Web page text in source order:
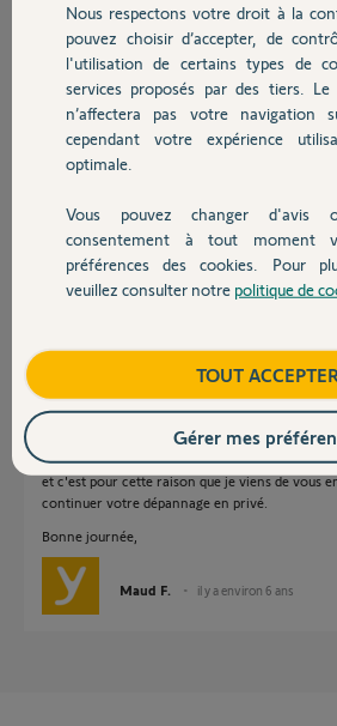
Chauffage
Autres produits
Devis avec un pro
Contact
Cordialement,
Josselin
Josselin B.
il y a environ 6 ans
Participer au fil de
Réponses
Bonjour Josselin,
Si vous avez essayé de le rapprocher de votre
que cela à aboutit à un échec il semblerait que
Afin de gérer votre SAV, je vais avoir besoin
et c'est pour cette raison que je viens de vous
continuer votre dépannage en privé.
Bonne journée,
Maud F. il y a environ 6 ans
Nous respectons votre droit à la
pouvez choisir d’accepter, de
l'utilisation de certains types de
services proposés par des tiers.
n’affectera pas votre navigation
cependant votre expérience
optimale.
Vous pouvez changer d'avis
consentement à tout moment
préférences des cookies. Pour
veuillez consulter notre politique de
TOUT ACCEPTER
Gérer mes